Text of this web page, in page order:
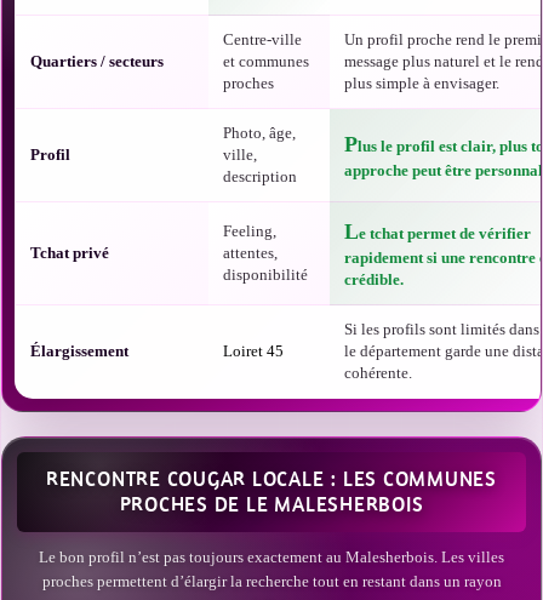
Quartiers / secteurs
Centre-ville
et communes
proches
Un profil proche rend le
message plus naturel et le
plus simple à envisager.
Profil
Photo, âge,
ville,
description
Plus le profil est clair, plus
approche peut être
Tchat privé
Feeling,
attentes,
disponibilité
Le tchat permet de vérifier
rapidement si une rencontre
crédible.
Élargissement Loiret 45
Si les profils sont limités
le département garde une
cohérente.
RENCONTRE COUGAR LOCALE : LES COMMUNES
PROCHES DE LE MALESHERBOIS
Le bon profil n’est pas toujours exactement au Malesherbois. Les villes
proches permettent d’élargir la recherche tout en restant dans un rayon